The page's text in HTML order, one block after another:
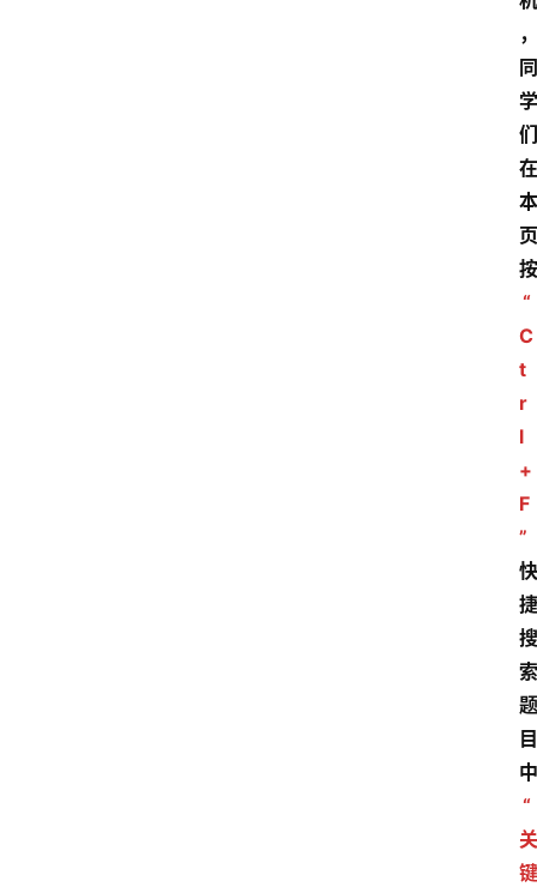
，
同
学
们
在
本
页
按
“
C
t
r
l
+
F
”
快
捷
搜
索
题
目
中
“
关
键